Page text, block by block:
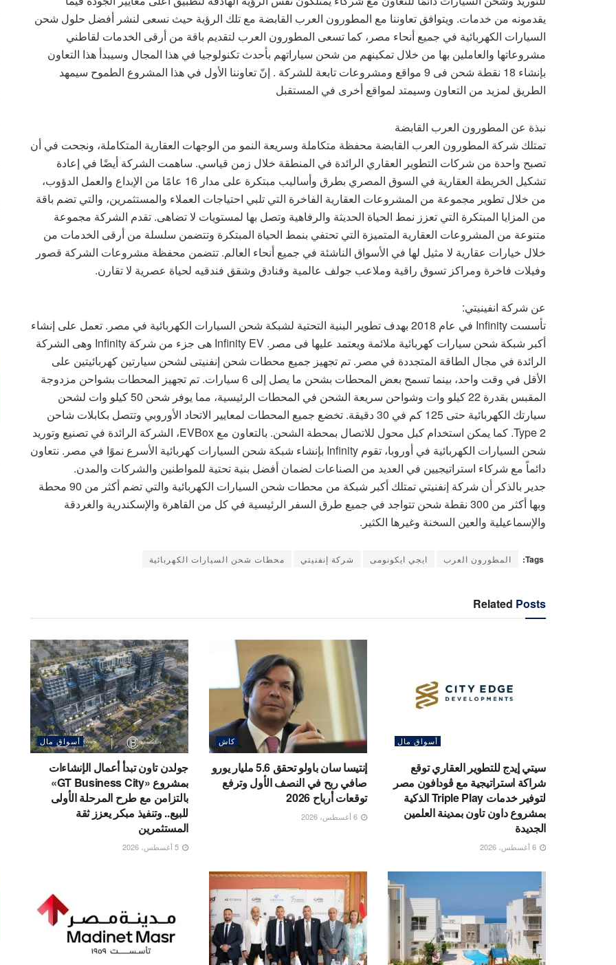
يقدمونه من خدمات. ويتوافق تعاوننا مع المطورون العرب القابضة مع تلك الرؤية حيث نسعى لنشر أفضل حلول شحن
السيارات الكهربائية في جميع أنحاء مصر، كما تسعى المطورون العرب لتقديم باقة من أرقى الخدمات لقاطني
مشروعاتها والعاملين بها من خلال تمكينهم من شحن سياراتهم بأحدث تكنولوجيا في هذا المجال وسيبدأ هذا التعاون
بإنشاء 18 نقطة شحن فى 9 مواقع ومشروعات تابعة للشركة . إنّ تعاوننا الأول في هذا المشروع الطموح سيمهد
الطريق لمزيد من التعاون وسيمتد لمواقع أخرى في المستقبل
نبذة عن المطورون العرب القابضة
تمتلك شركة المطورون العرب القابضة محفظة متكاملة وسريعة النمو من الوجهات العقارية المتكاملة، ونجحت في أن
تصبح واحدة من شركات التطوير العقاري الرائدة في المنطقة خلال زمن قياسي. ساهمت الشركة أيضًا في إعادة
تشكيل الخريطة العقارية في السوق المصري بطرق وأساليب مبتكرة على مدار 16 عامًا من الإبداع والعمل الدؤوب،
من خلال تطوير مجموعة من المشروعات العقارية الفاخرة التي تلبي احتياجات العملاء والمستثمرين، والتي تضم باقة
من المزايا المبتكرة التي تعزز نمط الحياة الحديثة والرفاهية وتصل بها لمستويات لا تضاهى. تقدم الشركة مجموعة
متنوعة من المشروعات العقارية المتميزة التي تحتفي بنمط الحياة المبتكرة وتتضمن سلسلة من أرقى الخدمات من
خلال خيارات عقارية لا مثيل لها في الأسواق الناشئة في جميع أنحاء العالم. تتضمن محفظة مشروعات الشركة قصور
وفيلات فاخرة ومراكز تسوق راقية وملاعب جولف عالمية وفنادق وشقق فندقيه لحياة عصرية لا تقارن.
عن شركة انفينيتي:
تأسست Infinity في عام 2018 بهدف تطوير البنية التحتية لشبكة شحن السيارات الكهربائية في مصر. تعمل على إنشاء
أكبر شبكة شحن سيارات كهربائية ملائمة ويعتمد عليها فى مصر. Infinity EV هى جزء من شركة Infinity وهى الشركة
الرائدة في مجال الطاقة المتجددة في مصر. تم تجهيز جميع محطات شحن إنفنيتى لشحن سيارتين كهربائيتين على
الأقل في وقت واحد، بينما تسمح بعض المحطات بشحن ما يصل إلى 6 سيارات. تم تجهيز المحطات بشواحن مزدوجة
المقبس بقدرة 22 كيلو وات وشواحن سريعة الشحن في المحطات الرئيسية، مما يوفر شحن 50 كيلو وات لشحن
سيارتك الكهربائية حتى 125 كم في 30 دقيقة. تخضع جميع المحطات لمعايير الاتحاد الأوروبي وتتصل بكابلات شاحن
Type 2. كما يمكن استخدام كبل محول للاتصال بمحطة الشحن. بالتعاون مع EVBox، الشركة الرائدة في تصنيع وتوريد
شحن السيارات الكهربائية في أوروبا، تقوم Infinity بإنشاء شبكة شحن السيارات كهربائية الأسرع نموًا في مصر. نتعاون
دائماً مع شركاء استراتيجيين في العديد من الصناعات لضمان أفضل بنية تحتية للمواطنين والشركات والمدن.
جدير بالذكر أن شركة إنفنيتي تمتلك أكبر شبكة من محطات شحن السيارات الكهربائية والتي تضم أكثر من 90 محطة
وبها أكثر من 300 نقطة شحن تتواجد في جميع طرق السفر الرئيسية في كل من القاهرة والإسكندرية والغردقة
والإسماعيلية والعين السخنة وغيرها الكثير.
Tags: المطورون العرب ايجي ايكونومى شركة إنفنيتي محطات شحن السيارات الكهربائية
Related Posts
أسواق مال
سيتي إيدج للتطوير العقاري توقع
شراكة استراتيجية مع ڤودافون مصر
لتوفير خدمات Triple Play الذكية
بمشروع داون تاون بمدينة العلمين
الجديدة
كاش
إنتيسا سان باولو تحقق 5.6 مليار يورو
صافي ربح في النصف الأول وترفع
توقعات أرباح 2026
أسواق مال
جولدن تاون تبدأ أعمال الإنشاءات
بمشروع «GT Business City»
بالتزامن مع طرح المرحلة الأولى
للبيع.. وتنفيذ مبكر يعزز ثقة
المستثمرين